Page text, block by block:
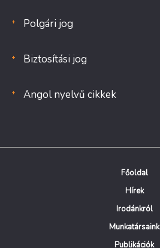
Polgári jog
Biztosítási jog
Angol nyelvű cikkek
Főoldal
Hírek
Irodánkról
Munkatársaink
Publikációk